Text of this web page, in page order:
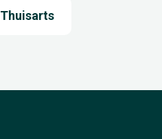
Thuisarts